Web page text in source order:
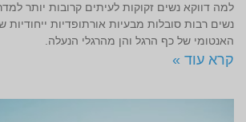
למה דווקא נשים זקוקות לעיתים קרובות יותר
נשים רבות סובלות מבעיות אורתופדיות
האנטומי של כף הרגל והן מהרגלי הנעלה.
קרא עוד »